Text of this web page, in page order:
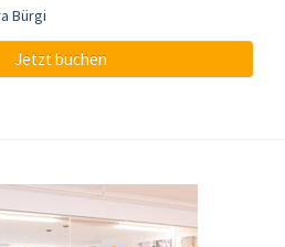
Bürgi
Jetzt buchen